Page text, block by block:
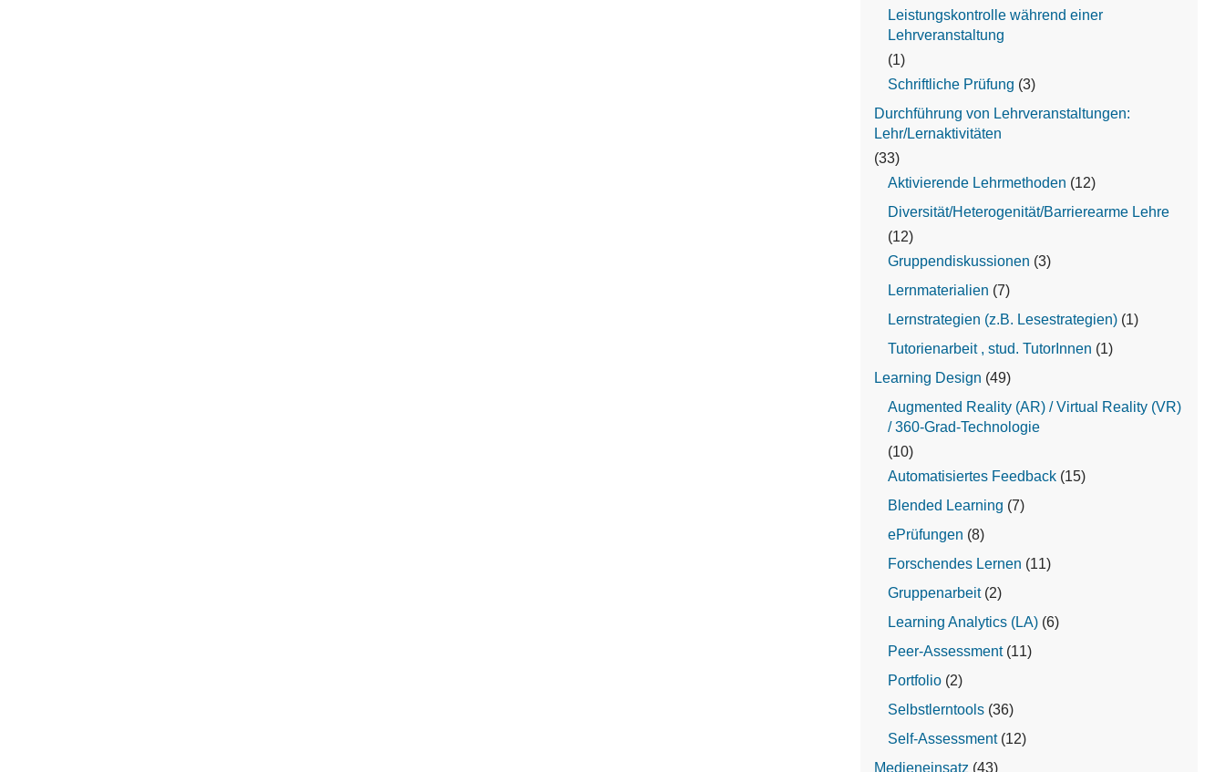
Leistungskontrolle während einer
Lehrveranstaltung
(1)
Schriftliche Prüfung (3)
Durchführung von Lehrveranstaltungen:
Lehr/Lernaktivitäten
(33)
Aktivierende Lehrmethoden (12)
Diversität/Heterogenität/Barrierearme Lehre
(12)
Gruppendiskussionen (3)
Lernmaterialien (7)
Lernstrategien (z.B. Lesestrategien)(1)
Tutorienarbeit , stud. TutorInnen (1)
Learning Design (49)
Augmented Reality (AR) / Virtual Reality (VR)
/ 360-Grad-Technologie
(10)
Automatisiertes Feedback(15)
Blended Learning (7)
ePrüfungen (8)
Forschendes Lernen (11)
Gruppenarbeit(2)
Learning Analytics (LA)(6)
Peer-Assessment(11)
Portfolio(2)
Selbstlerntools(36)
Self-Assessment(12)
Medieneinsatz (43)